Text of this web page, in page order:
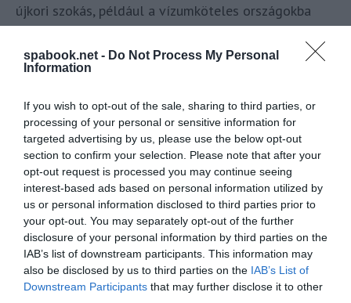
spabook.net - Do Not Process My Personal
Information
If you wish to opt-out of the sale, sharing to third parties, or
processing of your personal or sensitive information for
targeted advertising by us, please use the below opt-out
section to confirm your selection. Please note that after your
opt-out request is processed you may continue seeing
interest-based ads based on personal information utilized by
us or personal information disclosed to third parties prior to
your opt-out. You may separately opt-out of the further
disclosure of your personal information by third parties on the
IAB’s list of downstream participants. This information may
also be disclosed by us to third parties on the IAB’s List of
Downstream Participants that may further disclose it to other
újkori szokás, például a vízumköteles országokba
induló járatoknál is már a felszálláskor ellenőrzik a
vízum meglétét, és csak azt engedik felszállni, aki
leszállás után be is tud lépni a célországba.
Korlátozások nélkül utazhatunk ezekbe az
országokba is, összegyűjtöttem egy frissített
listába: